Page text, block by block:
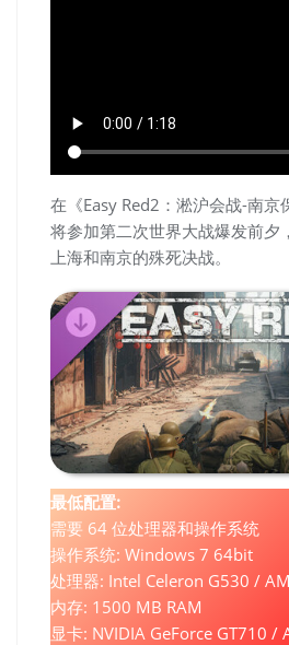
在《Easy Red2：淞沪会战-南京
将参加第二次世界大战爆发前夕
上海和南京的殊死决战。
最低配置:
需要 64 位处理器和操作系统
操作系统: Windows 7 64bit
处理器: Intel Celeron G530 /
内存: 1500 MB RAM
显卡: NVIDIA GeForce GT710 /